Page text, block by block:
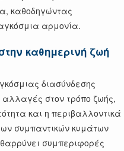
καθοδηγώντας
αρμονία.
καθημερινή ζωή
διασύνδεσης
αλλαγές στον τρόπο ζωής,
και η περιβαλλοντικά
συμπαντικών κυμάτων
συμπεριφορές